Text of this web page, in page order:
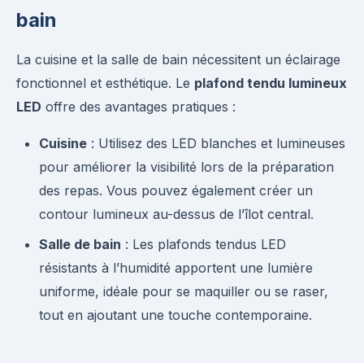
bain
La cuisine et la salle de bain nécessitent un éclairage
fonctionnel et esthétique. Le plafond tendu lumineux
LED offre des avantages pratiques :
Cuisine : Utilisez des LED blanches et lumineuses
pour améliorer la visibilité lors de la préparation
des repas. Vous pouvez également créer un
contour lumineux au-dessus de l’îlot central.
Salle de bain : Les plafonds tendus LED
résistants à l’humidité apportent une lumière
uniforme, idéale pour se maquiller ou se raser,
tout en ajoutant une touche contemporaine.